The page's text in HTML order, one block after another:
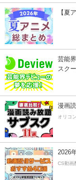
【夏
芸能
スク
漫画
オリコ
2026
CS動画